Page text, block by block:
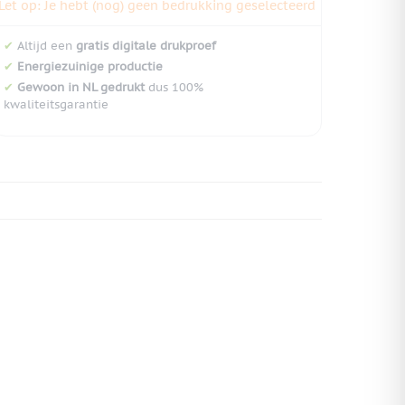
op: Je hebt (nog) geen bedrukking geselecteerd
✔ Altijd een gratis digitale drukproef
✔ Energiezuinige productie
✔ Gewoon in NL gedruktdus 100%
kwaliteitsgarantie